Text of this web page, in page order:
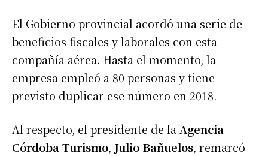
El Gobierno provincial acordó una serie de
beneficios fiscales y laborales con esta
compañía aérea. Hasta el momento, la
empresa empleó a 80 personas y tiene
previsto duplicar ese número en 2018.
Al respecto, el presidente de la Agencia
Córdoba Turismo, Julio Bañuelos, remarcó